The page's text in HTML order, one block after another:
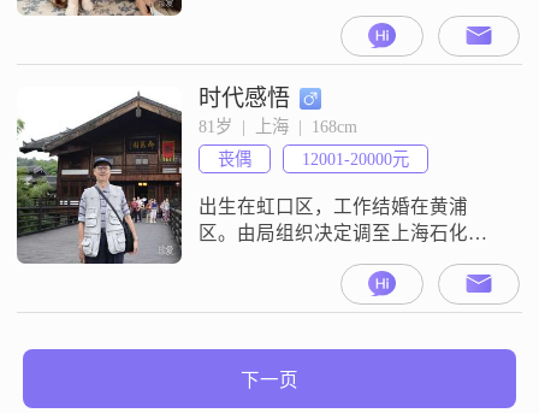
##3001##冥想##3001##打坐
##3001##看书##3001##音乐
##3001##旅行##3002##家中有18岁
##201c##小棉袄##201d##同住（未
来不打算再##201c##练小号
##201d##了），生活圈子干净
##3002##
时代感悟
81岁  |  上海  |  168cm
丧偶
12001-20000元
出生在虹口区，工作结婚在黄浦
区。由局组织决定调至上海石化，
后转公务员退休。复旦大学毕业，
社会关系良好。正直善良明理宽
容，喜爱文学诗词、体育锻炼、旅
及小康。抚育外孙女十八年，已进
下一页